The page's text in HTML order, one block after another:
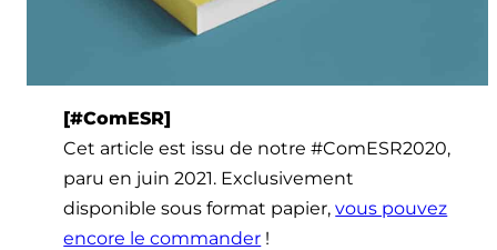
[#ComESR]
Cet article est issu de notre #ComESR2020,
paru en juin 2021. Exclusivement
disponible sous format papier,vous pouvez
encore le commander !